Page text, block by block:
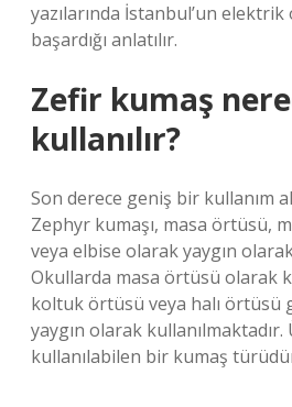
yazılarında İstanbul’un elektrik
başardığı anlatılır.
Zefir kumaş
kullanılır?
Son derece geniş bir kullanım
Zephyr kumaşı, masa örtüsü,
veya elbise olarak yaygın
Okullarda masa örtüsü olarak
koltuk örtüsü veya halı örtüsü
yaygın olarak
kullanılabilen bir kumaş